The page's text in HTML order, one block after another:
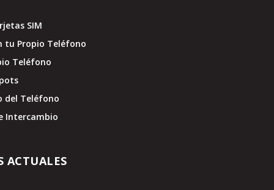
SIM
tu Propio Teléfono
Teléfono
del Teléfono
Intercambio
ACTUALES